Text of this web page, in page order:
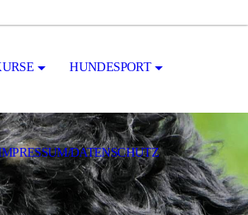
HUNDESPORT
DATENSCHUTZ